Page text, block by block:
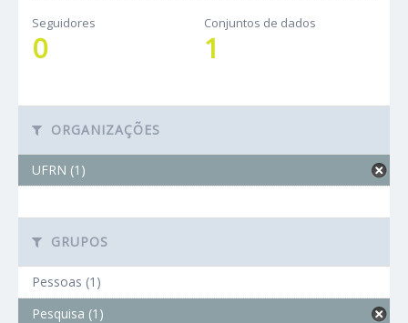
Seguidores
0
Conjuntos de dados
1
ORGANIZAÇÕES
UFRN (1)
GRUPOS
Pessoas (1)
Pesquisa (1)